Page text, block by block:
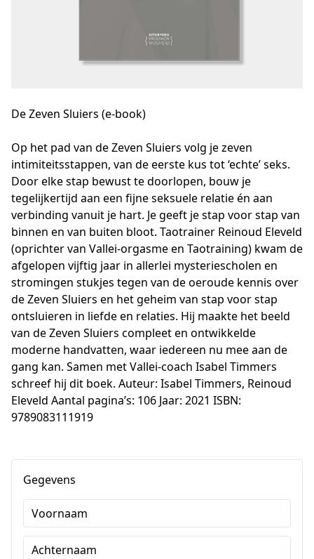
De Zeven Sluiers (e-book)
Op het pad van de Zeven Sluiers volg je zeven
intimiteitsstappen, van de eerste kus tot ‘echte’ seks.
Door elke stap bewust te doorlopen, bouw je
tegelijkertijd aan een fijne seksuele relatie én aan
verbinding vanuit je hart. Je geeft je stap voor stap van
binnen en van buiten bloot. Taotrainer Reinoud Eleveld
(oprichter van Vallei-orgasme en Taotraining) kwam de
afgelopen vijftig jaar in allerlei mysteriescholen en
stromingen stukjes tegen van de oeroude kennis over
de Zeven Sluiers en het geheim van stap voor stap
ontsluieren in liefde en relaties. Hij maakte het beeld
van de Zeven Sluiers compleet en ontwikkelde
moderne handvatten, waar iedereen nu mee aan de
gang kan. Samen met Vallei-coach Isabel Timmers
schreef hij dit boek. Auteur: Isabel Timmers, Reinoud
Eleveld Aantal pagina’s: 106 Jaar: 2021 ISBN:
9789083111919
Gegevens
Voornaam
Achternaam